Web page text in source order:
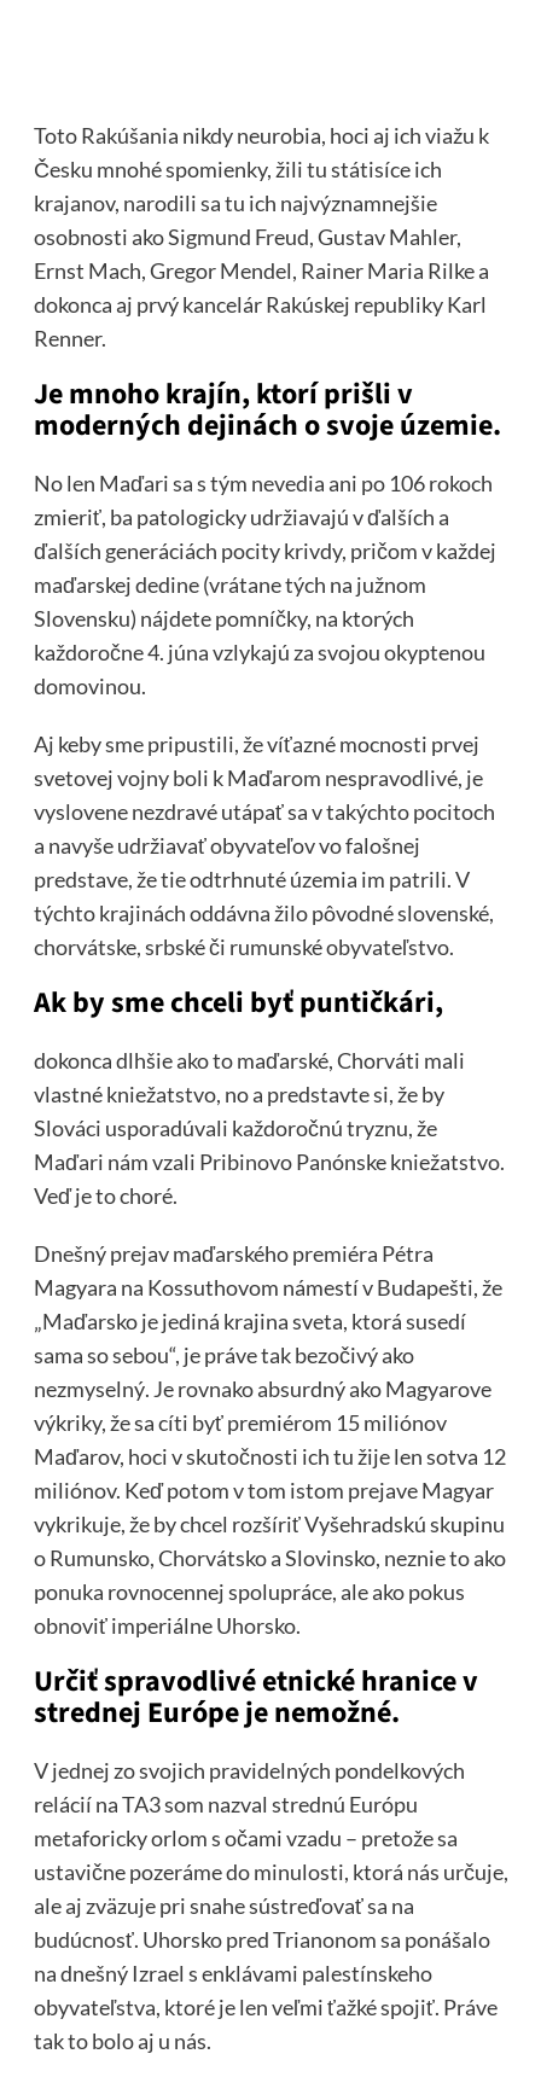
Toto Rakúšania nikdy neurobia, hoci aj ich viažu k
Česku mnohé spomienky, žili tu státisíce ich
krajanov, narodili sa tu ich najvýznamnejšie
osobnosti ako Sigmund Freud, Gustav Mahler,
Ernst Mach, Gregor Mendel, Rainer Maria Rilke a
dokonca aj prvý kancelár Rakúskej republiky Karl
Renner.
Je mnoho krajín, ktorí prišli v
moderných dejinách o svoje územie.
No len Maďari sa s tým nevedia ani po 106 rokoch
zmieriť, ba patologicky udržiavajú v ďalších a
ďalších generáciách pocity krivdy, pričom v každej
maďarskej dedine (vrátane tých na južnom
Slovensku) nájdete pomníčky, na ktorých
každoročne 4. júna vzlykajú za svojou okyptenou
domovinou.
Aj keby sme pripustili, že víťazné mocnosti prvej
svetovej vojny boli k Maďarom nespravodlivé, je
vyslovene nezdravé utápať sa v takýchto pocitoch
a navyše udržiavať obyvateľov vo falošnej
predstave, že tie odtrhnuté územia im patrili. V
týchto krajinách oddávna žilo pôvodné slovenské,
chorvátske, srbské či rumunské obyvateľstvo.
Ak by sme chceli byť puntičkári,
dokonca dlhšie ako to maďarské, Chorváti mali
vlastné kniežatstvo, no a predstavte si, že by
Slováci usporadúvali každoročnú tryznu, že
Maďari nám vzali Pribinovo Panónske kniežatstvo.
Veď je to choré.
Dnešný prejav maďarského premiéra Pétra
Magyara na Kossuthovom námestí v Budapešti, že
„Maďarsko je jediná krajina sveta, ktorá susedí
sama so sebou“, je práve tak bezočivý ako
nezmyselný. Je rovnako absurdný ako Magyarove
výkriky, že sa cíti byť premiérom 15 miliónov
Maďarov, hoci v skutočnosti ich tu žije len sotva 12
miliónov. Keď potom v tom istom prejave Magyar
vykrikuje, že by chcel rozšíriť Vyšehradskú skupinu
o Rumunsko, Chorvátsko a Slovinsko, neznie to ako
ponuka rovnocennej spolupráce, ale ako pokus
obnoviť imperiálne Uhorsko.
Určiť spravodlivé etnické hranice v
strednej Európe je nemožné.
V jednej zo svojich pravidelných pondelkových
relácií na TA3 som nazval strednú Európu
metaforicky orlom s očami vzadu – pretože sa
ustavične pozeráme do minulosti, ktorá nás určuje,
ale aj zväzuje pri snahe sústreďovať sa na
budúcnosť. Uhorsko pred Trianonom sa ponášalo
na dnešný Izrael s enklávami palestínskeho
obyvateľstva, ktoré je len veľmi ťažké spojiť. Práve
tak to bolo aj u nás.